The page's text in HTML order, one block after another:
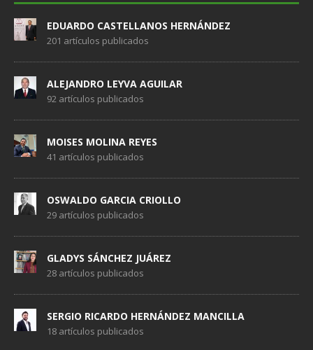
EDUARDO CASTELLANOS HERNÁNDEZ
201 artículos publicados
ALEJANDRO LEYVA AGUILAR
92 artículos publicados
MOISES MOLINA REYES
41 artículos publicados
OSWALDO GARCIA CRIOLLO
29 artículos publicados
GLADYS SÁNCHEZ JUÁREZ
28 artículos publicados
SERGIO RICARDO HERNÁNDEZ MANCILLA
18 artículos publicados